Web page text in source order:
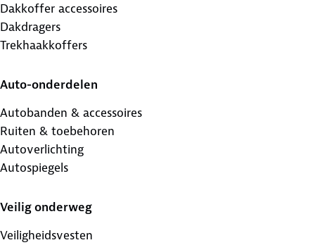
Dakkoffer accessoires
Dakdragers
Trekhaakkoffers
Auto-onderdelen
Autobanden & accessoires
Ruiten & toebehoren
Autoverlichting
Autospiegels
Veilig onderweg
Veiligheidsvesten